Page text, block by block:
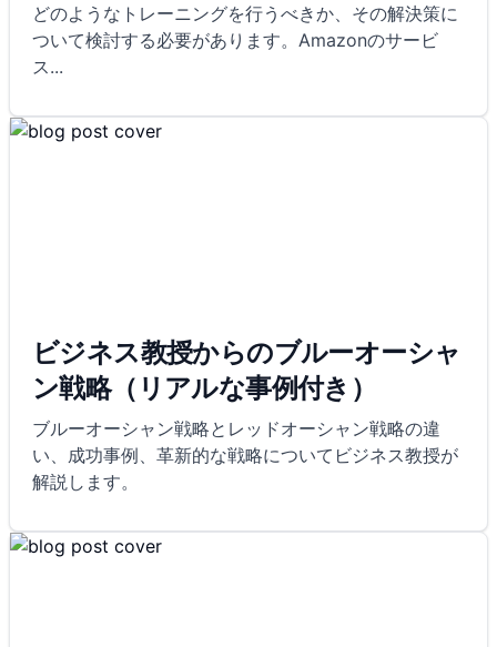
どのようなトレーニングを行うべきか、その解決策に
ついて検討する必要があります。Amazonのサービ
ス...
ビジネス教授からのブルーオーシャ
ン戦略（リアルな事例付き）
ブルーオーシャン戦略とレッドオーシャン戦略の違
い、成功事例、革新的な戦略についてビジネス教授が
解説します。